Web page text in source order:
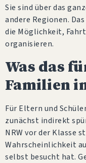
Sie sind über das
andere Regionen.
die Möglichkeit,
organisieren.
Was das
Familien
Für Eltern und
zunächst indirekt
NRW vor der
Wahrscheinlichkeit
selbst besucht hat.